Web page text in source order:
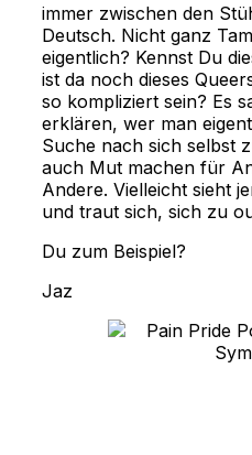
immer zwischen den
Deutsch. Nicht ganz
eigentlich? Kennst Du
ist da noch dieses
so kompliziert sein? Es
erklären, wer man
Suche nach sich selbst
auch Mut machen für
Andere. Vielleicht sieht
und traut sich, sich zu
Du zum Beispiel?
Jaz